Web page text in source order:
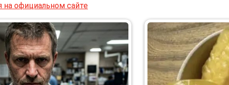
на официальном сайте